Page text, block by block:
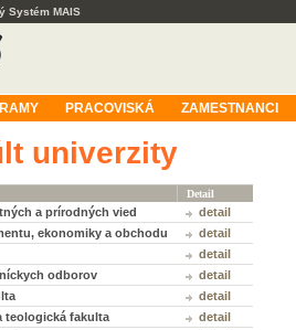
Systém MAIS
PRACOVISKÁ ZAMESTNANCI
univerzity
Detail
a prírodných vied
detail
ekonomiky a obchodu
detail
detail
odborov
detail
detail
teologická fakulta
detail